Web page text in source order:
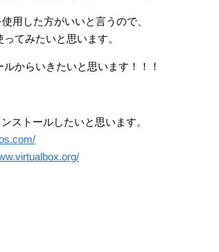
用した方がいいと言うので、
てみたいと思います。
からいきたいと思います！！！
ストールしたいと思います。